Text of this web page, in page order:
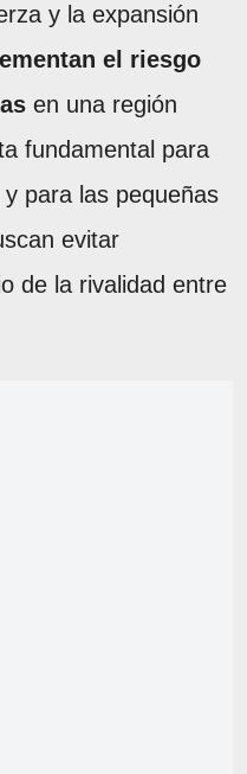
y la expansión
el riesgo
en una región
fundamental para
para las pequeñas
evitar
de la rivalidad entre